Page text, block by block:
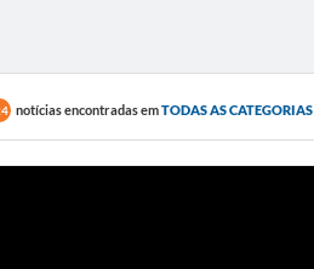
notícias encontradas emTODAS AS CATEGORIAS